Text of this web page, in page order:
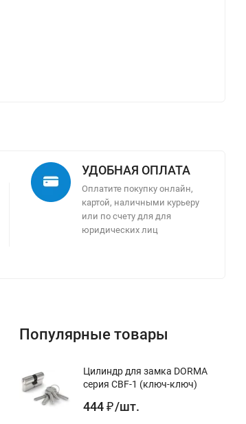
УДОБНАЯ ОПЛАТА
Оплатите покупку онлайн,
картой, наличными курьеру
или по счету для для
юридических лиц
Популярные товары
Цилиндр для замка DORMA
серия CBF-1 (ключ-ключ)
444 ₽ /шт.